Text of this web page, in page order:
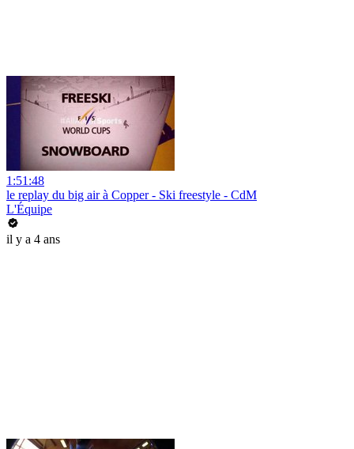
1:51:48
le replay du big air à Copper - Ski freestyle - CdM
L'Équipe
il y a 4 ans